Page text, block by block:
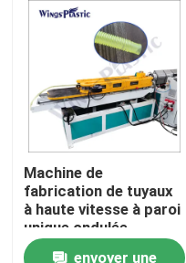
Maison
Produits
Au sujet de nous
Machine de
fabrication de tuyaux
à haute vitesse à paroi
unique ondulée
envoyer une